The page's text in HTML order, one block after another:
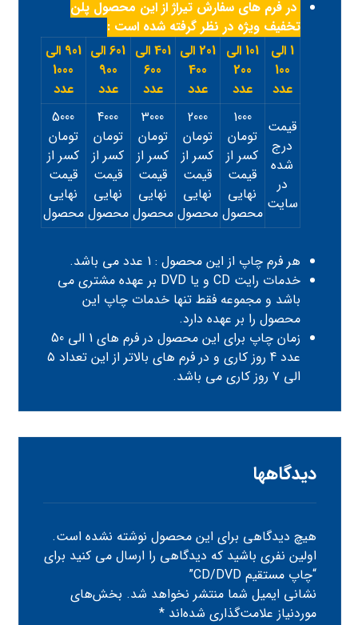
در فرم های سفارش تیراژ از این محصول پلن
تخفیف ویژه در نظر گرفته شده است :
1 الی
100
عدد
101 الی
200
عدد
201 الی
400
عدد
401 الی
600
عدد
601 الی
900
عدد
901 الی
1000
عدد
قیمت
درج
شده
در
سایت
1000
تومان
کسر از
قیمت
نهایی
محصول
2000
تومان
کسر از
قیمت
نهایی
محصول
3000
تومان
کسر از
قیمت
نهایی
محصول
4000
تومان
کسر از
قیمت
نهایی
محصول
5000
تومان
کسر از
قیمت
نهایی
محصول
هر فرم چاپ از این محصول : 1 عدد می باشد.
خدمات رایت CD و یا DVD بر عهده مشتری می
باشد و مجموعه فقط تنها خدمات چاپ این
محصول را بر عهده دارد.
زمان چاپ برای این محصول در فرم های 1 الی 50
عدد 4 روز کاری و در فرم های بالاتر از این تعداد ۵
الی ۷ روز کاری می باشد.
دیدگاهها
هیچ دیدگاهی برای این محصول نوشته نشده است.
اولین نفری باشید که دیدگاهی را ارسال می کنید برای
“چاپ مستقیم CD/DVD”
نشانی ایمیل شما منتشر نخواهد شد. بخش‌های
موردنیاز علامت‌گذاری شده‌اند*